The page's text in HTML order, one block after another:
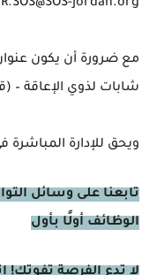
jordan.org
مع ضرورة أن يكون
شابات لذوي الإعاقة –
ويحق للإدارة المباشرة
تابعنا على وسائل
الوظائف أولًا بأول
لا تدع الفرصة تفوتك!